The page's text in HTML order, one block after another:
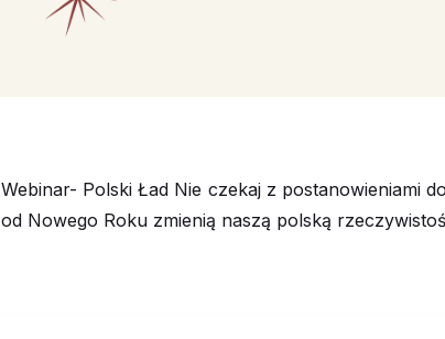
Webinar- Polski Ład Nie czekaj z postanowieniami
od Nowego Roku zmienią naszą polską